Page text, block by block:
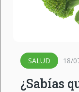
SALUD 18/
¿Sabías